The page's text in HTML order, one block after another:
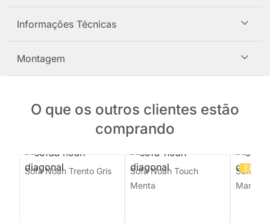
Informações Técnicas
Montagem
O que os outros clientes estão
comprando
Sofá Noah Trento Gris
Sofá Noah Touch
Menta
Sofá